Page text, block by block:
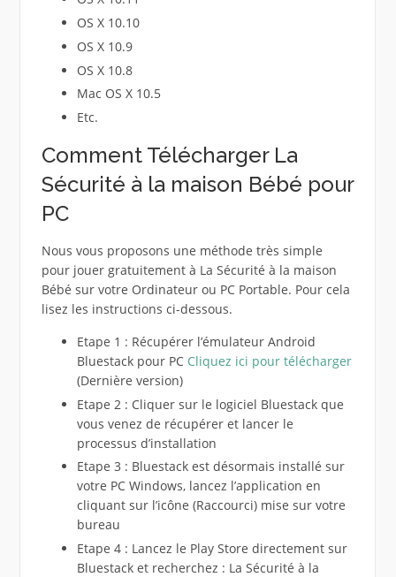
OS X 10.10
OS X 10.9
OS X 10.8
Mac OS X 10.5
Etc.
Comment Télécharger La
Sécurité à la maison Bébé pour
PC
Nous vous proposons une méthode très simple
pour jouer gratuitement à La Sécurité à la maison
Bébé sur votre Ordinateur ou PC Portable. Pour cela
lisez les instructions ci-dessous.
Etape 1 : Récupérer l’émulateur Android
Bluestack pour PC Cliquez ici pour télécharger
(Dernière version)
Etape 2 : Cliquer sur le logiciel Bluestack que
vous venez de récupérer et lancer le
processus d’installation
Etape 3 : Bluestack est désormais installé sur
votre PC Windows, lancez l’application en
cliquant sur l’icône (Raccourci) mise sur votre
bureau
Etape 4 : Lancez le Play Store directement sur
Bluestack et recherchez : La Sécurité à la